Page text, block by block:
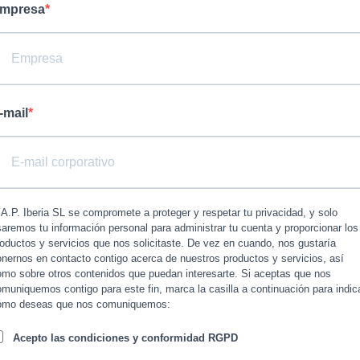
mail
Iberia SL se compromete a proteger y respetar tu privacidad, y solo
tu información personal para administrar tu cuenta y proporcionar los
y servicios que nos solicitaste. De vez en cuando, nos gustaría
en contacto contigo acerca de nuestros productos y servicios, así
sobre otros contenidos que puedan interesarte. Si aceptas que nos
contigo para este fin, marca la casilla a continuación para
deseas que nos comuniquemos:
Acepto las condiciones y conformidad RGPD